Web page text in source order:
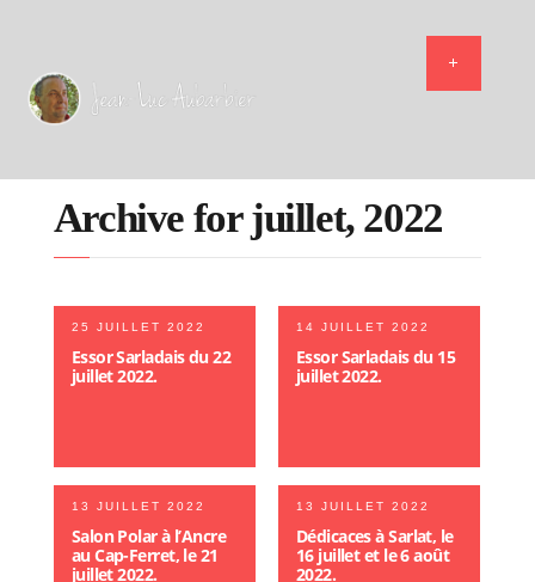
Archive for juillet, 2022
25 JUILLET 2022
Essor Sarladais du 22
juillet 2022.
14 JUILLET 2022
Essor Sarladais du 15
juillet 2022.
13 JUILLET 2022
Salon Polar à l’Ancre
au Cap-Ferret, le 21
juillet 2022.
13 JUILLET 2022
Dédicaces à Sarlat, le
16 juillet et le 6 août
2022.